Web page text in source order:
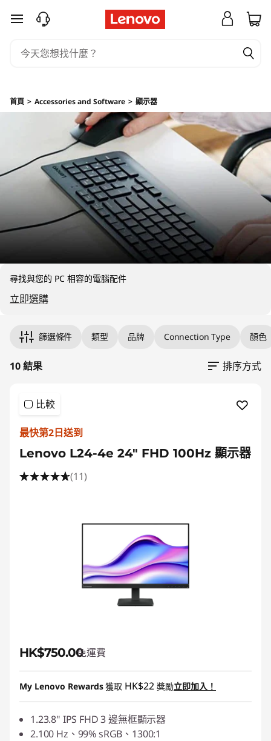
H
e
跳至主要內容
首頁 > Accessories and Software > 顯示器
尋找與您的 PC 相容的電腦配件
立即選購
篩選條件 類型 品牌 Connection Type 顏色
10 結果 排序方式
比較
最快第2日送到
Lenovo L24-4e 24" FHD 100Hz 顯示器
(11)
HK$750.00免運費
My Lenovo Rewards獲取 HK$22 獎勵立即加入！
1.23.8" IPS FHD 3 邊無框顯示器
2.100 Hz、99% sRGB、1300:1